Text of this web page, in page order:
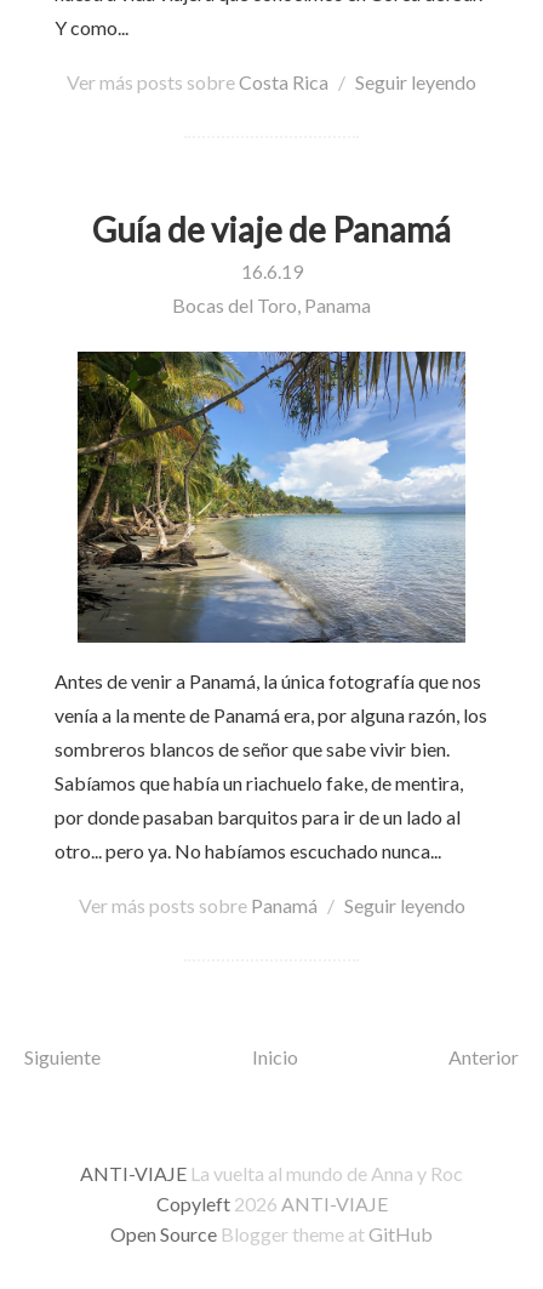
Y como...
Ver más posts sobreCosta Rica / Seguir leyendo
Guía de viaje de Panamá
16.6.19
Bocas del Toro, Panama
Antes de venir a Panamá, la única fotografía que nos
venía a la mente de Panamá era, por alguna razón, los
sombreros blancos de señor que sabe vivir bien.
Sabíamos que había un riachuelo fake, de mentira,
por donde pasaban barquitos para ir de un lado al
otro... pero ya. No habíamos escuchado nunca...
Ver más posts sobre Panamá / Seguir leyendo
Siguiente Anterior
Inicio
ANTI-VIAJE La vuelta al mundo de Anna y Roc
Copyleft 2026 ANTI-VIAJE
Open Source Blogger theme atGitHub